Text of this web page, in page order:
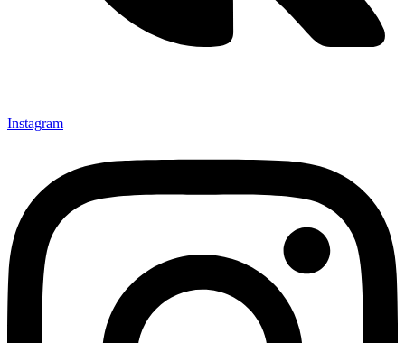
Instagram